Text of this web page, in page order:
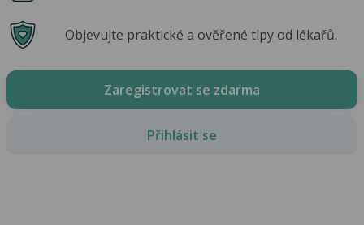
Objevujte praktické a ověřené tipy od lékařů.
Zaregistrovat se zdarma
Přihlásit se